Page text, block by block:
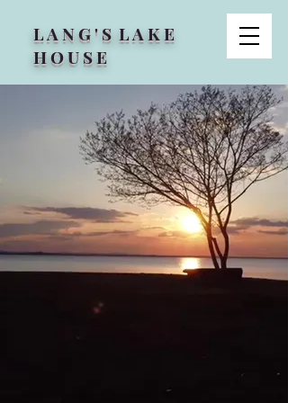
L A N G ' S L A K E
H O U S E